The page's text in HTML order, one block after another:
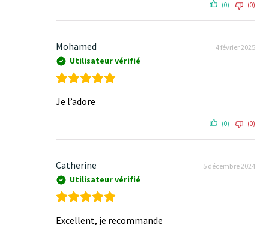
(0) (0)
Mohamed
Utilisateur vérifié
4 février 2025
Je l’adore
(0) (0)
Catherine
Utilisateur vérifié
5 décembre 2024
Excellent, je recommande